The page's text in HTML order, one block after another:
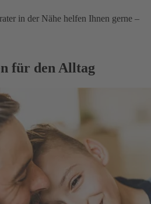
in der Nähe helfen Ihnen gerne –
für den Alltag